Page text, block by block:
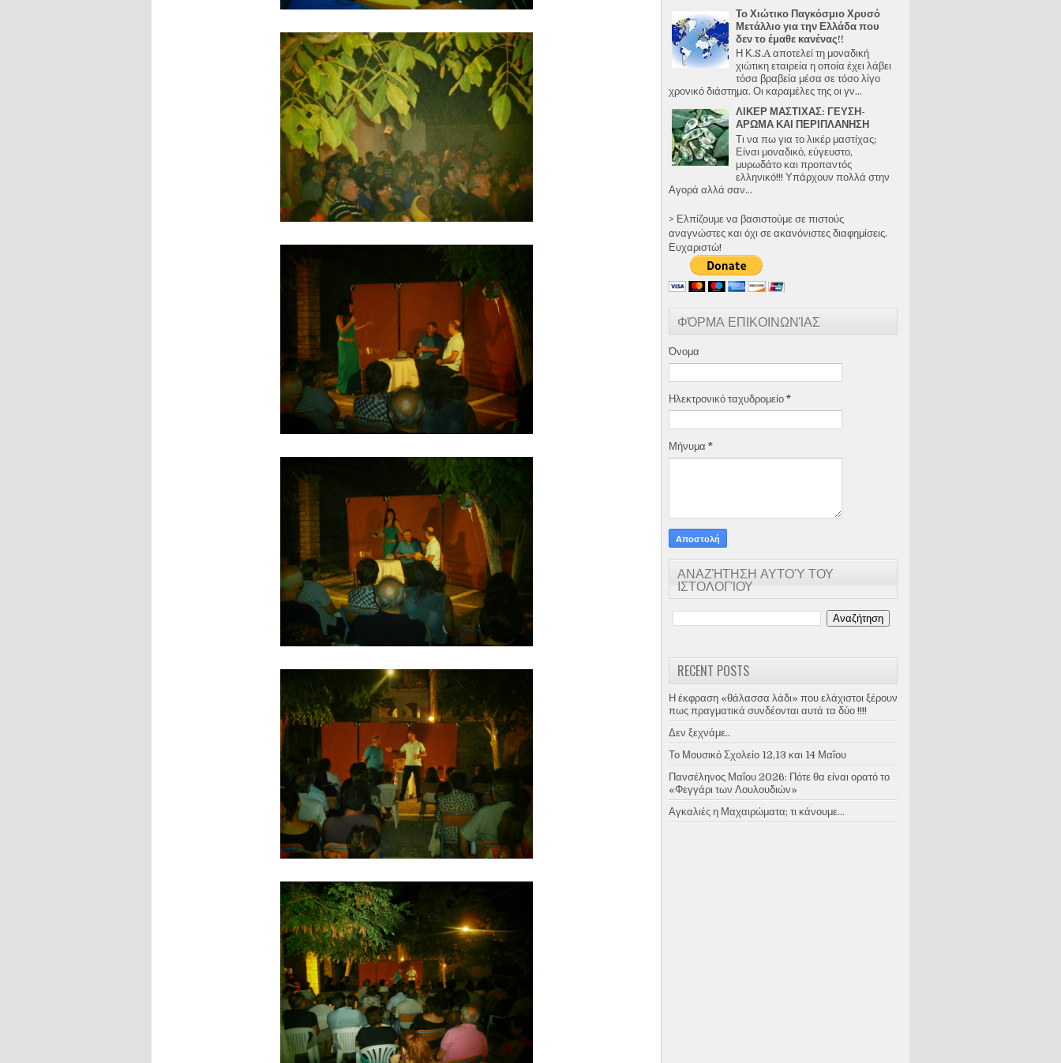
Το Χιώτικο Παγκόσμιο Χρυσό
Μετάλλιο για την Ελλάδα που
δεν το έμαθε κανένας!!
Η Κ.S.A αποτελεί τη μοναδική
χιώτικη εταιρεία η οποία έχει λάβει
τόσα βραβεία μέσα σε τόσο λίγο
χρονικό διάστημα. Οι καραμέλες της οι γν...
ΛΙΚΕΡ ΜΑΣΤΙΧΑΣ: ΓΕΥΣΗ-
ΑΡΩΜΑ ΚΑΙ ΠΕΡΙΠΛΑΝΗΣΗ
Τι να πω για το λικέρ μαστίχας;
Είναι μοναδικό, εύγευστο,
μυρωδάτο και προπαντός
ελληνικό!!! Υπάρχουν πολλά στην
Αγορά αλλά σαν...
> Ελπίζουμε να βασιστούμε σε πιστούς
αναγνώστες και όχι σε ακανόνιστες διαφημίσεις.
Ευχαριστώ!
ΦΌΡΜΑ ΕΠΙΚΟΙΝΩΝΊΑΣ
Όνομα
Ηλεκτρονικό ταχυδρομείο *
Μήνυμα *
ΑΝΑΖΉΤΗΣΗ ΑΥΤΟΎ ΤΟΥ
ΙΣΤΟΛΟΓΊΟΥ
RECENT POSTS
Η έκφραση «θάλασσα λάδι» που ελάχιστοι ξέρουν
πως πραγματικά συνδέονται αυτά τα δύο !!!!
Δεν ξεχνάμε..
Το Μουσικό Σχολείο 12,13 και 14 Μαΐου
Πανσέληνος Μαΐου 2026: Πότε θα είναι ορατό το
«Φεγγάρι των Λουλουδιών»
Αγκαλιές η Μαχαιρώματα; τι κάνουμε...